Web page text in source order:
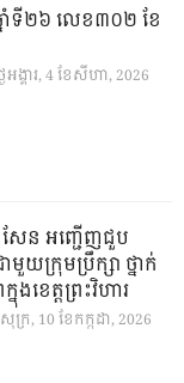
នាំទី២៦ លេខ៣០២ ខែ
ៃ​អង្គារ, 4 ខែ​សីហា, 2026
ែន អញ្ជើញជួប
រុមប្រឹក្សា ថ្នាក់
នុងខេត្តព្រះវិហារ
សុក្រ, 10 ខែ​កក្កដា, 2026